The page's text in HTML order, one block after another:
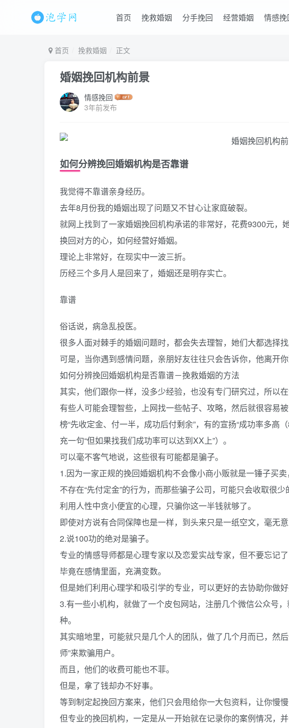
首页 挽救婚姻 分手挽回 经营婚姻 情感挽
首页 挽救婚姻 正文
婚姻挽回机构前景
情感挽回
3年前发布
如何分辨挽回婚姻机构是否靠谱
我觉得不靠谱亲身经历。
去年8月份我的婚姻出现了问题又不甘心让家庭破裂。
就网上找到了一家婚姻挽回机构承诺的非常好，花费9300元，
换回对方的心，如何经营好婚姻。
理论上非常好，在现实中一波三折。
历经三个多月人是回来了，婚姻还是明存实亡。
靠谱
俗话说，病急乱投医。
很多人面对棘手的婚姻问题时，都会失去理智，她们大都选择
可是，当你遇到感情问题，亲朋好友往往只会告诉你，他离开你
如何分辨挽回婚姻机构是否靠谱－挽救婚姻的方法
其实，他们跟你一样，没多少经验，也没有专门研究过，所以
有些人可能会理智些，上网找一些帖子、攻略，然后就很容易
榜“先收定金、付一半，成功后付剩余”，有的宣扬“成功率多高
充一句“但如果找我们成功率可以达到XX上”）。
可以毫不客气地说，这些很有可能都是骗子。
1.因为一家正规的挽回婚姻机构不会像小商小贩就是一锤子买
不存在“先付定金”的行为，而那些骗子公司，可能只会收取很
利用人性中贪小便宜的心理，只骗你这一半钱就够了。
即使对方说有合同保障也是一样，到头来只是一纸空文，毫无意
2.说100功的绝对是骗子。
专业的情感导师都是心理专家以及恋爱实战专家，但不要忘记
毕竟在感情里面，充满变数。
但是她们利用心理学和吸引学的专业，可以更好的去协助你做好
3.有一些小机构，就做了一个皮包网站，注册几个微信公众号
种。
其实暗地里，可能就只是几个人的团队，做了几个月而已，然
师”来欺骗用户。
而且，他们的收费可能也不菲。
但是，拿了钱却办不好事。
等到制定起挽回方案来，他们只会甩给你一大包资料，让你慢慢
但专业的挽回机构，一定是从一开始就在记录你的案例情况，